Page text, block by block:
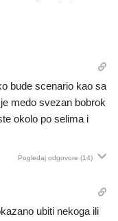
bude scenario kao sa
medo svezan bobrok
okolo po selima i
Pogledaj odgovore (14)
ubiti nekoga ili